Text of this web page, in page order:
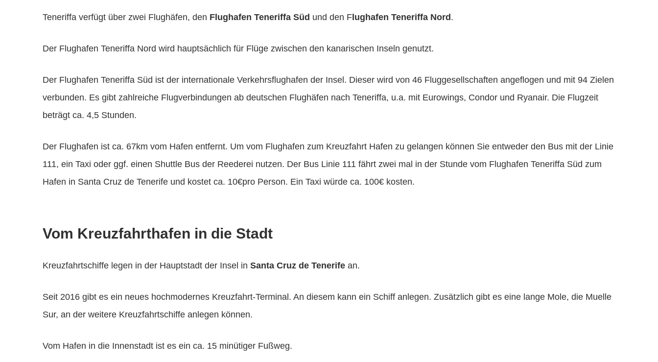
Teneriffa verfügt über zwei Flughäfen, den Flughafen Teneriffa Süd und den Flughafen Teneriffa Nord.
Der Flughafen Teneriffa Nord wird hauptsächlich für Flüge zwischen den kanarischen Inseln genutzt.
Der Flughafen Teneriffa Süd ist der internationale Verkehrsflughafen der Insel. Dieser wird von 46 Fluggesellschaften angeflogen und mit 94 Zielen
verbunden. Es gibt zahlreiche Flugverbindungen ab deutschen Flughäfen nach Teneriffa, u.a. mit Eurowings, Condor und Ryanair. Die Flugzeit
beträgt ca. 4,5 Stunden.
Der Flughafen ist ca. 67km vom Hafen entfernt. Um vom Flughafen zum Kreuzfahrt Hafen zu gelangen können Sie entweder den Bus mit der Linie
111, ein Taxi oder ggf. einen Shuttle Bus der Reederei nutzen. Der Bus Linie 111 fährt zwei mal in der Stunde vom Flughafen Teneriffa Süd zum
Hafen in Santa Cruz de Tenerife und kostet ca. 10€pro Person. Ein Taxi würde ca. 100€ kosten.
Vom Kreuzfahrthafen in die Stadt
Kreuzfahrtschiffe legen in der Hauptstadt der Insel in Santa Cruz de Tenerife an.
Seit 2016 gibt es ein neues hochmodernes Kreuzfahrt-Terminal. An diesem kann ein Schiff anlegen. Zusätzlich gibt es eine lange Mole, die Muelle
Sur, an der weitere Kreuzfahrtschiffe anlegen können.
Vom Hafen in die Innenstadt ist es ein ca. 15 minütiger Fußweg.